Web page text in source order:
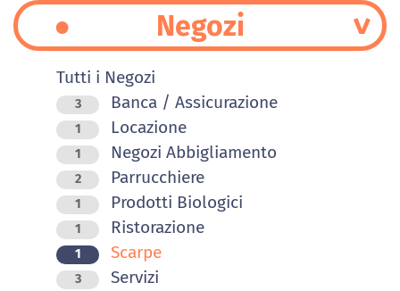
Negozi
Tutti i Negozi
3 Banca / Assicurazione
1 Locazione
1 Negozi Abbigliamento
2 Parrucchiere
1 Prodotti Biologici
1 Ristorazione
1 Scarpe
3 Servizi